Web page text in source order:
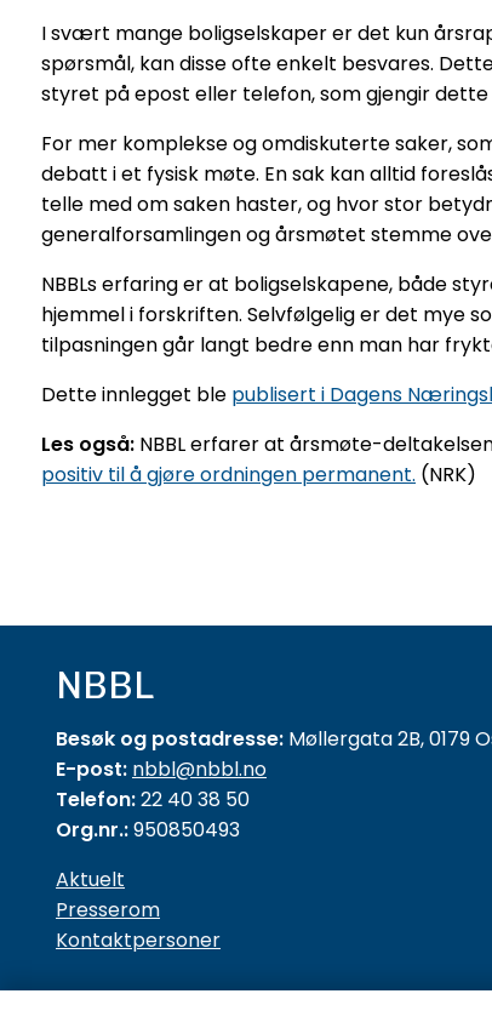
I svært mange boligselskaper er det kun
spørsmål, kan disse ofte enkelt besvares.
styret på epost eller telefon, som gjengir
For mer komplekse og omdiskuterte saker,
debatt i et fysisk møte. En sak kan alltid
telle med om saken haster, og hvor stor
generalforsamlingen og årsmøtet stemme
NBBLs erfaring er at boligselskapene, både
hjemmel i forskriften. Selvfølgelig er det mye
tilpasningen går langt bedre enn man har
Dette innlegget ble publisert i Dagens
Les også: NBBL erfarer at årsmøte-
positiv til å gjøre ordningen permanent. (NRK)
NBBL
Besøk og postadresse: Møllergata 2B, 0179
E-post: nbbl@nbbl.no
Telefon:22 40 38 50
Org.nr.:950850493
Aktuelt
Presserom
Kontaktpersoner